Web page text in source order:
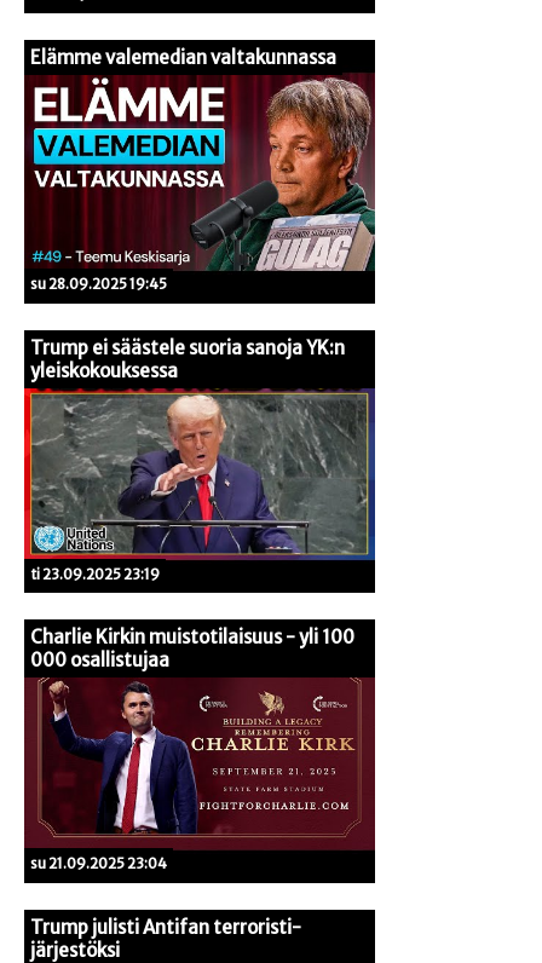
Elämme valemedian valtakunnassa
su 28.09.2025 19:45
Trump ei säästele suoria sanoja YK:n
yleiskokouksessa
ti 23.09.2025 23:19
Charlie Kirkin muistotilaisuus - yli 100
000 osallistujaa
su 21.09.2025 23:04
Trump julisti Antifan terroristi-
järjestöksi